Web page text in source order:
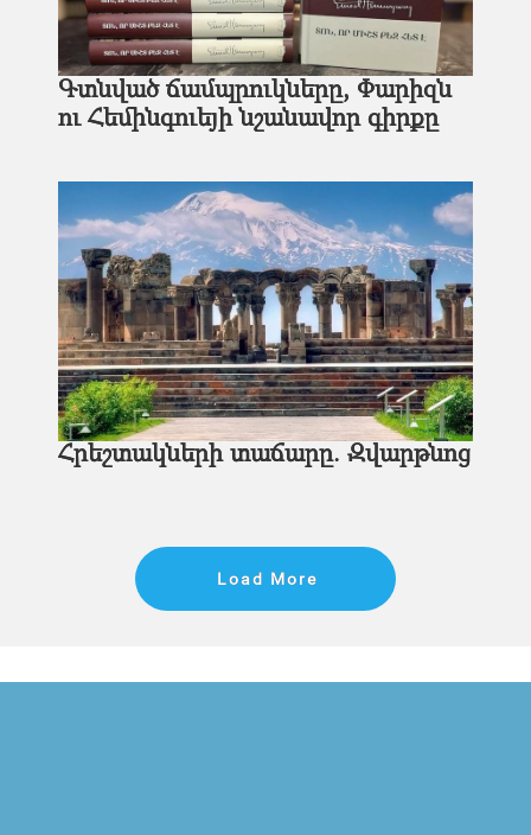
Գտնված ճամպրուկները, Փարիզն
ու Հեմինգուեյի նշանավոր գիրքը
Հրեշտակների տաճարը. Զվարթնոց
Load More